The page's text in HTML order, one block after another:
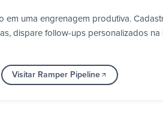
em uma engrenagem produtiva.
dispare follow-ups personalizados
Visitar Ramper Pipeline